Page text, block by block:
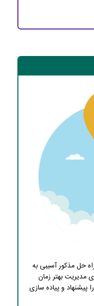
راه حل مذکور آسیبی به
مدیریت بهتر زمان
پیشنهاد و پیاده سازی